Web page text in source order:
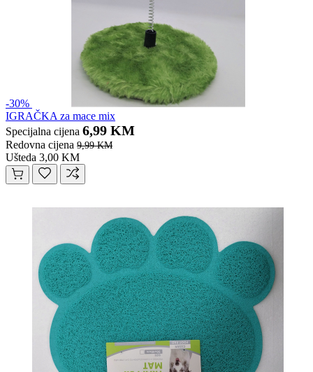
-30%
IGRAČKA za mace mix
Specijalna cijena 6,99 KM
Redovna cijena 9,99 KM
Ušteda 3,00 KM